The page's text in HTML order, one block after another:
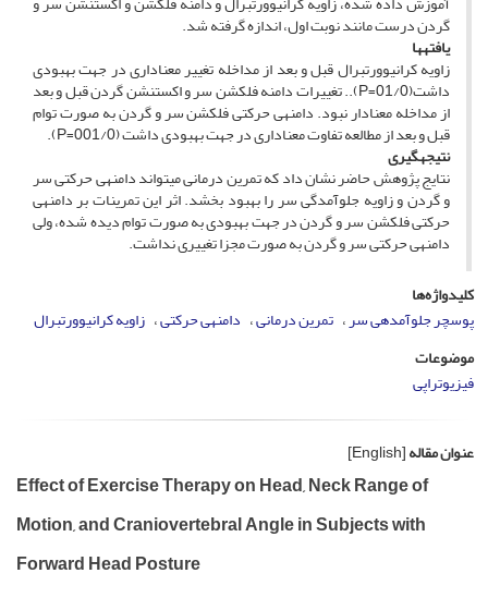
گردن درست مانند نوبت اول، اندازه گرفته شد.
یافته­ها
زاویه کرانیوورتبرال قبل و بعد از مداخله تغییر معناداری در جهت بهبودی
داشت(01/0=P).. تغییرات دامنه فلکشن سر و اکستنشن گردن قبل و بعد
از مداخله معنادار نبود. دامنه­ی حرکتی فلکشن سر و گردن به صورت توام
قبل و بعد از مطالعه تفاوت معناداری در جهت بهبودی داشت (001/0=P).
نتیجه­گیری
نتایج پژوهش حاضر نشان داد که تمرین درمانی می­تواند دامنه­ی حرکتی سر
و گردن و زاویه جلوآمدگی سر را بهبود بخشد. اثر این تمرینات بر دامنه­ی
حرکتی فلکشن سر و گردن در جهت بهبودی به صورت توام دیده شده، ولی
دامنه­ی حرکتی سر و گردن به صورت مجزا تغییری نداشت.
کلیدواژه‌ها
پوسچر جلوآمده­ی سر تمرین درمانی دامنه­ی حرکتی زاویه کرانیوورتبرال
موضوعات
فیزیوتراپی
عنوان مقاله[English]
Effect of Exercise Therapy on Head, Neck Range of
Motion, and Craniovertebral Angle in Subjects with
Forward Head Posture